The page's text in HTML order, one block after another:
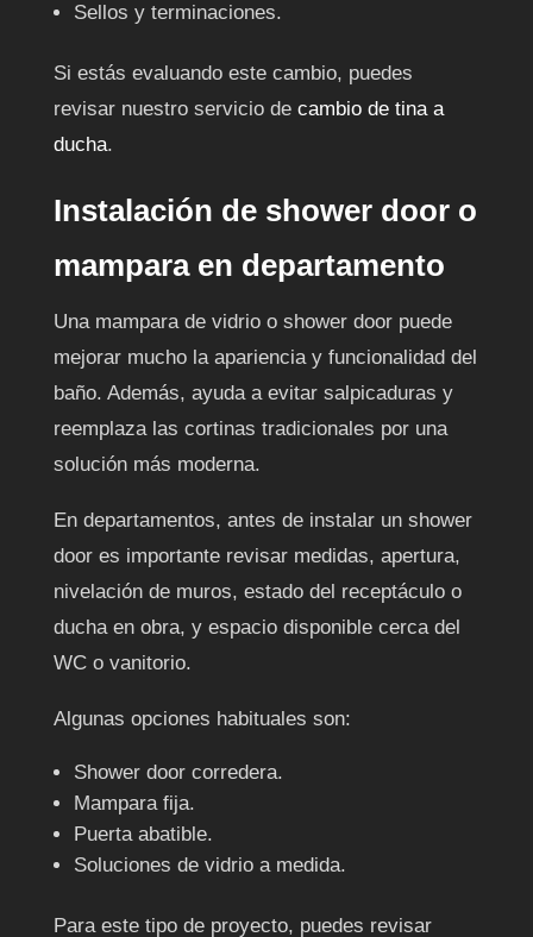
Sellos y terminaciones.
Si estás evaluando este cambio, puedes
revisar nuestro servicio de cambio de tina a
ducha.
Instalación de shower door o
mampara en departamento
Una mampara de vidrio o shower door puede
mejorar mucho la apariencia y funcionalidad del
baño. Además, ayuda a evitar salpicaduras y
reemplaza las cortinas tradicionales por una
solución más moderna.
En departamentos, antes de instalar un shower
door es importante revisar medidas, apertura,
nivelación de muros, estado del receptáculo o
ducha en obra, y espacio disponible cerca del
WC o vanitorio.
Algunas opciones habituales son:
Shower door corredera.
Mampara fija.
Puerta abatible.
Soluciones de vidrio a medida.
Para este tipo de proyecto, puedes revisar